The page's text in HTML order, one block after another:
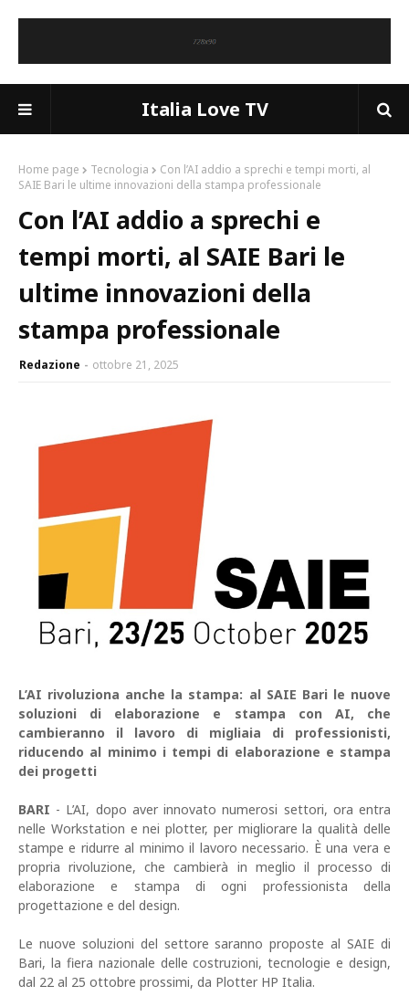
Italia Love TV
Home page Tecnologia
Con l’AI addio a sprechi e tempi morti, al
SAIE Bari le ultime innovazioni della stampa professionale
Con l’AI addio a sprechi e
tempi morti, al SAIE Bari le
ultime innovazioni della
stampa professionale
Redazione ottobre 21, 2025
L’AI rivoluziona anche la stampa: al SAIE Bari le nuove
soluzioni di elaborazione e stampa con AI, che
cambieranno il lavoro di migliaia di professionisti,
riducendo al minimo i tempi di elaborazione e stampa
dei progetti
BARI - L’AI, dopo aver innovato numerosi settori, ora entra
nelle Workstation e nei plotter, per migliorare la qualità delle
stampe e ridurre al minimo il lavoro necessario. È una vera e
propria rivoluzione, che cambierà in meglio il processo di
elaborazione e stampa di ogni professionista della
progettazione e del design.
Le nuove soluzioni del settore saranno proposte al SAIE di
Bari, la fiera nazionale delle costruzioni, tecnologie e design,
dal 22 al 25 ottobre prossimi, da Plotter HP Italia.